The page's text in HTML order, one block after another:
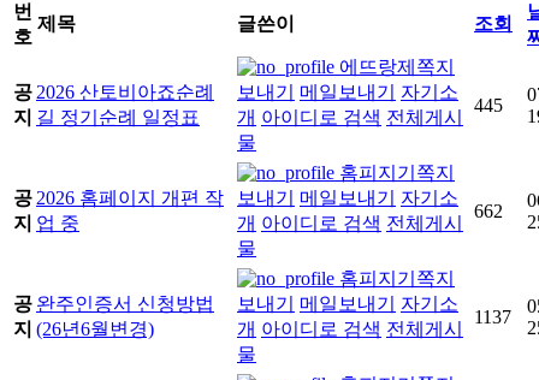
번
호
제목 글쓴이 조회
공
지
2026 산토비아죠순례
길 정기순례 일정표
에뜨랑제 쪽지
보내기
메일보내기
자기소
개 아이디로 검색 전체게시
물
445
공
지
2026 홈페이지 개편 작
업 중
홈피지기 쪽지
보내기
메일보내기
자기소
개 아이디로 검색 전체게시
물
662
공
지
완주인증서 신청방법
(26년6월변경)
홈피지기 쪽지
보내기
메일보내기
자기소
개 아이디로 검색 전체게시
물
1137